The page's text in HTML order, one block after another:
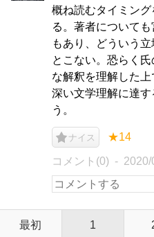
概ね読むタイミン
る。著者について
もあり、どういう
とこない。恐らく
な解釈を理解した
深い文学理解に達
う。
ナイス ★14
コメント(0) 2020/
最初 1